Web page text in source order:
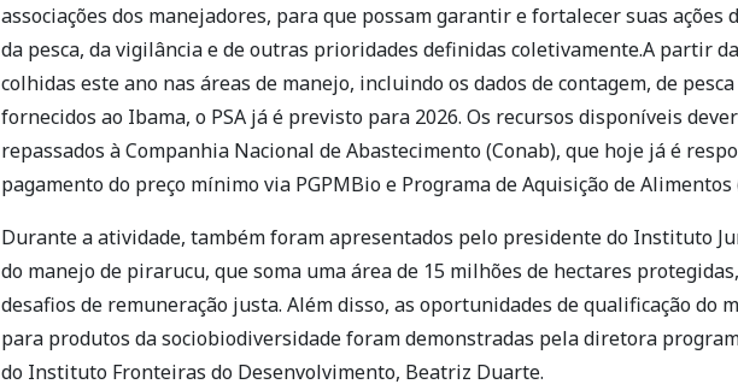
associações dos manejadores, para que possam garantir e fortalecer suas ações
da pesca, da vigilância e de outras prioridades definidas coletivamente.A partir
colhidas este ano nas áreas de manejo, incluindo os dados de contagem, de
fornecidos ao Ibama, o PSA já é previsto para 2026. Os recursos disponíveis
repassados à Companhia Nacional de Abastecimento (Conab), que hoje já é
pagamento do preço mínimo via PGPMBio e Programa de Aquisição de Alimentos
Durante a atividade, também foram apresentados pelo presidente do Instituto
do manejo de pirarucu, que soma uma área de 15 milhões de hectares
desafios de remuneração justa. Além disso, as oportunidades de qualificação do
para produtos da sociobiodiversidade foram demonstradas pela diretora
do Instituto Fronteiras do Desenvolvimento, Beatriz Duarte.